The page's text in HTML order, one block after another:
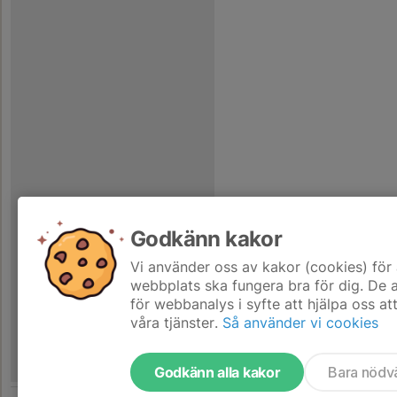
Godkänn kakor
Vi använder oss av kakor (cookies)
webbplats ska fungera bra för dig. De
för webbanalys i syfte att hjälpa oss
våra tjänster. Så använder vi cookies
Godkänn alla kakor Bara